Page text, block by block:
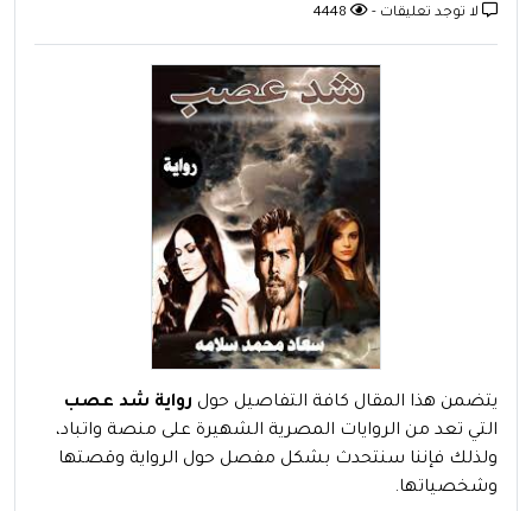
لا توجد تعليقات -
يتضمن هذا المقال كافة التفاصيل حول رواية شد عصب
التي تعد من الروايات المصرية الشهيرة على منصة واتباد،
ولذلك فإننا سنتحدث بشكل مفصل حول الرواية وقصتها
وشخصياتها.